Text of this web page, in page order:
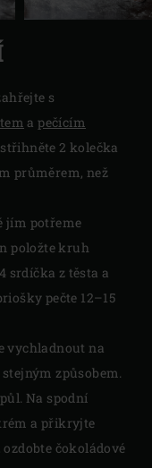
s
a pečícím
2 kolečka
průměrem, než
jím potřeme
položte kruh
srdíčka z těsta a
pečte 12–15
vychladnout na
způsobem.
Na spodní
a přikryjte
čokoládové